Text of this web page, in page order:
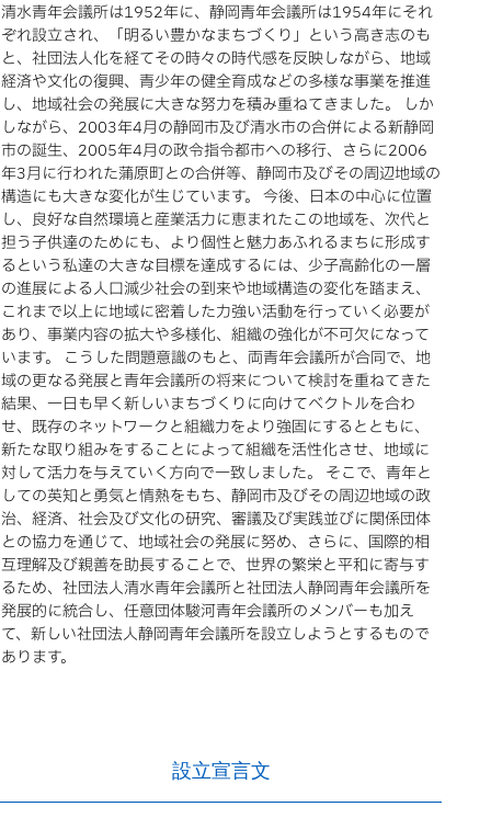
清水青年会議所は1952年に、静岡青年会議所は1954年にそれ
ぞれ設立され、「明るい豊かなまちづくり」という高き志のも
と、社団法人化を経てその時々の時代感を反映しながら、地域
経済や文化の復興、青少年の健全育成などの多様な事業を推進
し、地域社会の発展に大きな努力を積み重ねてきました。 しか
しながら、2003年4月の静岡市及び清水市の合併による新静岡
市の誕生、2005年4月の政令指令都市への移行、さらに2006
年3月に行われた蒲原町との合併等、静岡市及びその周辺地域の
構造にも大きな変化が生じています。 今後、日本の中心に位置
し、良好な自然環境と産業活力に恵まれたこの地域を、次代と
担う子供達のためにも、より個性と魅力あふれるまちに形成す
るという私達の大きな目標を達成するには、少子高齢化の一層
の進展による人口減少社会の到来や地域構造の変化を踏まえ、
これまで以上に地域に密着した力強い活動を行っていく必要が
あり、事業内容の拡大や多様化、組織の強化が不可欠になって
います。 こうした問題意識のもと、両青年会議所が合同で、地
域の更なる発展と青年会議所の将来について検討を重ねてきた
結果、一日も早く新しいまちづくりに向けてベクトルを合わ
せ、既存のネットワークと組織力をより強固にするとともに、
新たな取り組みをすることによって組織を活性化させ、地域に
対して活力を与えていく方向で一致しました。 そこで、青年と
しての英知と勇気と情熱をもち、静岡市及びその周辺地域の政
治、経済、社会及び文化の研究、審議及び実践並びに関係団体
との協力を通じて、地域社会の発展に努め、さらに、国際的相
互理解及び親善を助長することで、世界の繁栄と平和に寄与す
るため、社団法人清水青年会議所と社団法人静岡青年会議所を
発展的に統合し、任意団体駿河青年会議所のメンバーも加え
て、新しい社団法人静岡青年会議所を設立しようとするもので
あります。
設立宣言文